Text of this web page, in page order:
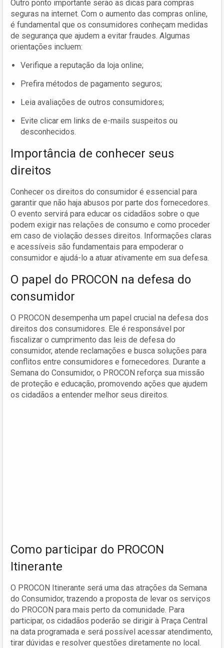
Outro ponto importante serão as dicas para compras
seguras na internet. Com o aumento das compras online,
é fundamental que os consumidores conheçam medidas
de segurança que ajudem a evitar fraudes. Algumas
orientações incluem:
Verifique a reputação da loja online;
Prefira métodos de pagamento seguros;
Leia avaliações de outros consumidores;
Evite clicar em links de e-mails suspeitos ou
desconhecidos.
Importância de conhecer seus
direitos
Conhecer os direitos do consumidor é essencial para
garantir que não haja abusos por parte dos fornecedores.
O evento servirá para educar os cidadãos sobre o que
podem exigir nas relações de consumo e como proceder
em caso de violação desses direitos. Informações claras
e acessíveis são fundamentais para empoderar o
consumidor e ajudá-lo a atuar ativamente em sua defesa.
O papel do PROCON na defesa do
consumidor
O PROCON desempenha um papel crucial na defesa dos
direitos dos consumidores. Ele é responsável por
fiscalizar o cumprimento das leis de defesa do
consumidor, atende reclamações e busca soluções para
conflitos entre consumidores e fornecedores. Durante a
Semana do Consumidor, o PROCON reforça sua missão
de proteção e educação, promovendo ações que ajudem
os cidadãos a entender melhor seus direitos.
Como participar do PROCON
Itinerante
O PROCON Itinerante será uma das atrações da Semana
do Consumidor, trazendo a proposta de levar os serviços
do PROCON para mais perto da comunidade. Para
participar, os cidadãos poderão se dirigir à Praça Central
na data programada e será possível acessar atendimento,
tirar dúvidas e resolver questões diretamente no local.